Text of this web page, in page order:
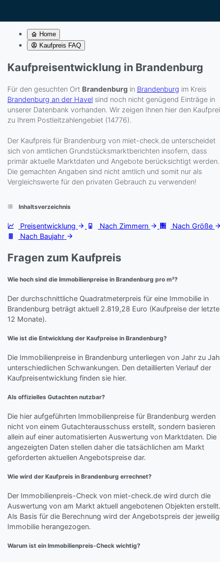
Home
Kaufpreis FAQ
Kaufpreisentwicklung in Brandenburg
Für den gesuchten Ort Brandenburg in Brandenburg im Kreis
Brandenburg an der Havel sind noch nicht genügend Einträge in
unserer Datenbank vorhanden. Wir zeigen Ihnen hier den
zu Ihrem Postleitzahlengebiet (14776).
Der Kaufpreis für Brandenburg von miet-check.de unterscheidet
sich von amtlichen Grundstücksmarktberichten insofern, dass
primär aktuelle Marktdaten und Angebote berücksichtigt werden.
Die gemachten Angaben sind nicht amtlich und somit nur als
Vergleichswerte für den privaten Gebrauch zu verwenden!
Inhaltsverzeichnis
Preisentwicklung Nach Zimmern
Nach Größe
Nach Baujahr
Fragen zum Kaufpreis
Wie hoch sind die Immobilienpreise in Brandenburg pro m²?
Der durchschnittliche Quadratmeterpreis für eine Immobilie in
Brandenburg beträgt aktuell 2.819,28 Euro (Kaufpreise der
12 Monate).
Wie ist die Entwicklung der Kaufpreise in Brandenburg?
Die Immobilienpreise in Brandenburg unterliegen von Jahr zu
unterschiedlichen Schwankungen. Den detaillierten Verlauf der
Kaufpreisentwicklung finden sie hier.
Als offizielles Gutachten nutzbar?
Die hier aufgeführten Immobilienpreise für Brandenburg werden
nicht von einem Gutachterausschuss erstellt, sondern basieren
allein auf einer automatisierten Auswertung von Marktdaten. Die
angezeigten Daten stellen daher die tatsächlichen am Markt
geforderten aktuellen Angebotspreise dar.
Wie wird der Kaufpreis in Brandenburg errechnet?
Der Immobilienpreis-Check von miet-check.de wird durch die
Auswertung von am Markt aktuell angebotenen Objekten erstellt.
Als Basis für die Berechnung wird der Angebotspreis der
Immobilie herangezogen.
Warum ist ein Immobilienpreis-Check wichtig?